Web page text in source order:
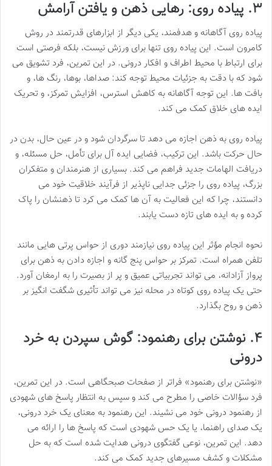
۳. پیاده روی: رهایی ذهن و یافتن آرامش
پیاده روی آگاهانه و هدفمند، یکی دیگر از ابزارهای قدرتمند در روش
کامرون است. این پیاده روی تنها برای ورزش نیست، بلکه فرصتی است
برای ارتباط با محیط اطراف و افکار درونی. در این تمرین، فرد تشویق می
شود که با دقت به جزئیات محیط توجه کند: صداها، بوها، رنگ ها، و
بافت ها. این توجه آگاهانه به کاهش استرس، افزایش تمرکز، و تحریک
ایده های خلاق کمک می کند.
پیاده روی به ذهن اجازه می دهد تا سرگردان شود و در عین حال، بدن در
حال حرکت باشد. این ترکیب، فضایی ایده آل برای تأمل، حل مسئله، و
دریافت الهامات جدید فراهم می کند. بسیاری از هنرمندان و متفکران
بزرگ، پیاده روی را جزئی جدایی ناپذیر از فرآیند خلاقیت خود می
دانستند، چرا که این فعالیت به آن ها کمک می کرد تا ذهنشان را پاک
کرده و به ایده های تازه دست یابند.
نحوه انجام مؤثر این پیاده روی نیازمند دوری از حواس پرتی هایی مانند
تلفن همراه است. تمرکز بر حواس پنج گانه و اجازه دادن به ذهن برای
پرواز آزادانه، می تواند تجربیاتی عمیق و پر از بصیرت را به ارمغان آورد.
حتی یک پیاده روی کوتاه در محله نیز می تواند تأثیری شگفت انگیز بر
ذهن و روح بگذارد.
۴. نوشتن برای رهنمود: گوش سپردن به خرد
درونی
«نوشتن برای رهنمود» فراتر از صفحات صبحگاهی است. در این تمرین،
فرد سؤالات خاصی را مطرح می کند و سپس به انتظار پاسخ های شهودی
از رهنمود درونی خود می نشیند. این رهنمود به معنای یک خرد درونی،
یک صدای راهنما، یا یک حس شهودی است که پاسخ ها را ارائه می
دهد. این تمرین، نوعی گفتگوی درونی هدایت شده است که به حل
مشکلات و کشف مسیرهای جدید کمک می کند.